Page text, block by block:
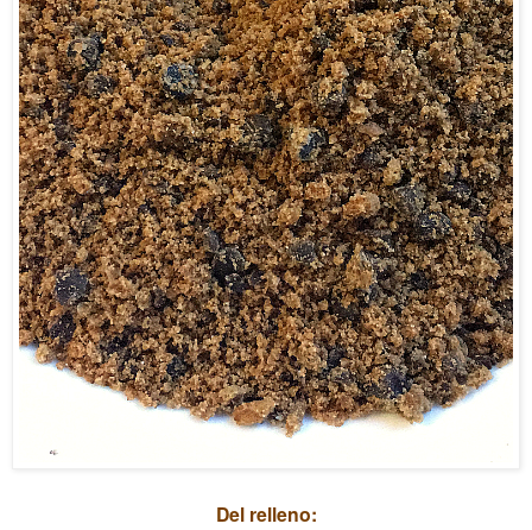
Del relleno: